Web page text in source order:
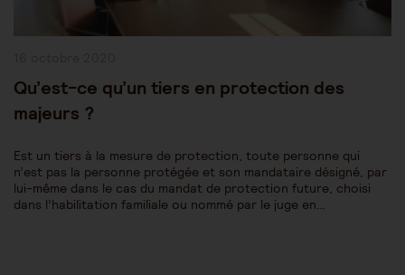
Qu’est-ce qu’un tiers en protection des
majeurs ?
Est un tiers à la mesure de protection, toute personne qui
n’est pas la personne protégée et son mandataire désigné, par
lui-même dans le cas du mandat de protection future, choisi
dans l’habilitation familiale ou nommé par le juge en…